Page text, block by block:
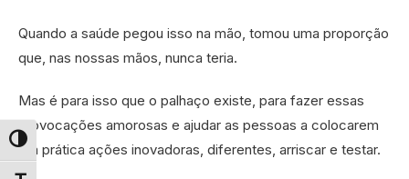
Alternar alto contraste
Quando a saúde pegou isso na mão, tomou uma proporção
que, nas nossas mãos, nunca teria.
Mas é para isso que o palhaço existe, para fazer essas
provocações amorosas e ajudar as pessoas a colocarem
em prática ações inovadoras, diferentes, arriscar e testar.